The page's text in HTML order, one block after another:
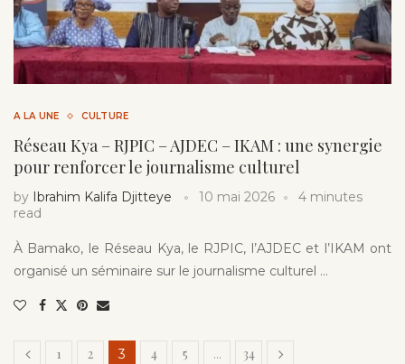
A LA UNE CULTURE
Réseau Kya – RJPIC – AJDEC – IKAM : une synergie
pour renforcer le journalisme culturel
by Ibrahim Kalifa Djitteye 10 mai 2026
4 minutes
read
À Bamako, le Réseau Kya, le RJPIC, l’AJDEC et l’IKAM ont
organisé un séminaire sur le journalisme culturel …
1 2 3 4 5 … 34